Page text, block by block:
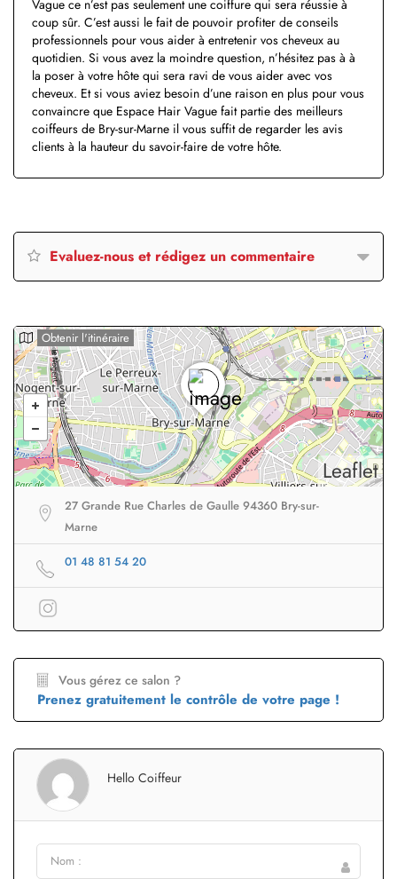
Vague ce n’est pas seulement une coiffure qui sera réussie à
coup sûr. C’est aussi le fait de pouvoir profiter de conseils
professionnels pour vous aider à entretenir vos cheveux au
quotidien. Si vous avez la moindre question, n’hésitez pas à à
la poser à votre hôte qui sera ravi de vous aider avec vos
cheveux. Et si vous aviez besoin d’une raison en plus pour vous
convaincre que Espace Hair Vague fait partie des meilleurs
coiffeurs de Bry-sur-Marne il vous suffit de regarder les avis
clients à la hauteur du savoir-faire de votre hôte.
Evaluez-nous et rédigez un commentaire
Leaflet
Obtenir l'itinéraire
27 Grande Rue Charles de Gaulle 94360 Bry-sur-
Marne
01 48 81 54 20
Vous gérez ce salon ?
Prenez gratuitement le contrôle de votre page !
Hello Coiffeur